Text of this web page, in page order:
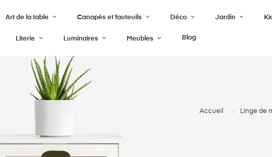
Art de la table Canapés et fauteuils Déco Jardin
Literie Luminaires Meubles Blog
Accueil Linge de